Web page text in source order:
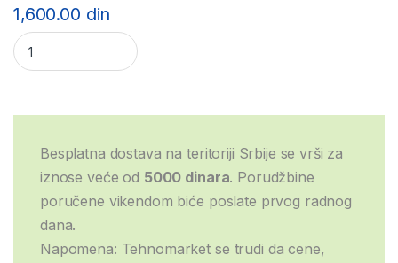
1,600.00 din
Magnetni Bluetooth Zvučnik BW200 quantity
Besplatna dostava na teritoriji Srbije se vrši za
iznose veće od 5000 dinara. Porudžbine
poručene vikendom biće poslate prvog radnog
dana.
Napomena: Tehnomarket se trudi da cene,